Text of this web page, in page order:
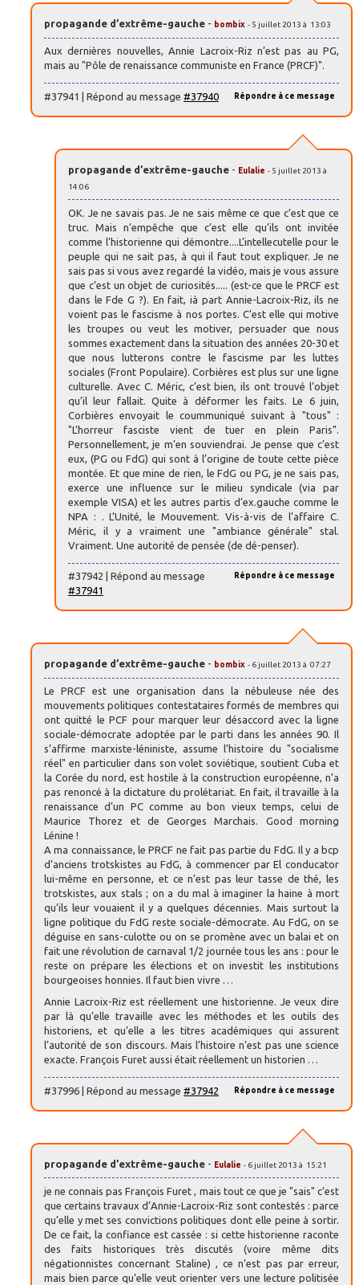
propagande d’extrême-gauche - bombix - 5 juillet 2013 à 13:03
Aux dernières nouvelles, Annie Lacroix-Riz n’est pas au PG,
mais au "Pôle de renaissance communiste en France (PRCF)".
Répondre à ce message
#37941 | Répond au message #37940
propagande d’extrême-gauche - Eulalie - 5 juillet 2013 à
14:06
OK. Je ne savais pas. Je ne sais même ce que c’est que ce
truc. Mais n’empêche que c’est elle qu’ils ont invitée
comme l’historienne qui démontre....L’intellecutelle pour le
peuple qui ne sait pas, à qui il faut tout expliquer. Je ne
sais pas si vous avez regardé la vidéo, mais je vous assure
que c’est un objet de curiosités..... (est-ce que le PRCF est
dans le Fde G ?). En fait, ià part Annie-Lacroix-Riz, ils ne
voient pas le fascisme à nos portes. C’est elle qui motive
les troupes ou veut les motiver, persuader que nous
sommes exactement dans la situation des années 20-30 et
que nous lutterons contre le fascisme par les luttes
sociales (Front Populaire). Corbières est plus sur une ligne
culturelle. Avec C. Méric, c’est bien, ils ont trouvé l’objet
qu’il leur fallait. Quite à déformer les faits. Le 6 juin,
Corbières envoyait le coummuniqué suivant à "tous" :
"L’horreur fasciste vient de tuer en plein Paris".
Personnellement, je m’en souviendrai. Je pense que c’est
eux, (PG ou FdG) qui sont à l’origine de toute cette pièce
montée. Et que mine de rien, le FdG ou PG, je ne sais pas,
exerce une influence sur le milieu syndicale (via par
exemple VISA) et les autres partis d’ex.gauche comme le
NPA : . L’Unité, le Mouvement. Vis-à-vis de l’affaire C.
Méric, il y a vraiment une "ambiance générale" stal.
Vraiment. Une autorité de pensée (de dé-penser).
Répondre à ce message
#37942 | Répond au message
#37941
propagande d’extrême-gauche - bombix - 6 juillet 2013 à 07:27
Le PRCF est une organisation dans la nébuleuse née des
mouvements politiques contestataires formés de membres qui
ont quitté le PCF pour marquer leur désaccord avec la ligne
sociale-démocrate adoptée par le parti dans les années 90. Il
s’affirme marxiste-léniniste, assume l’histoire du "socialisme
réel" en particulier dans son volet soviétique, soutient Cuba et
la Corée du nord, est hostile à la construction européenne, n’a
pas renoncé à la dictature du prolétariat. En fait, il travaille à la
renaissance d’un PC comme au bon vieux temps, celui de
Maurice Thorez et de Georges Marchais. Good morning
Lénine !
A ma connaissance, le PRCF ne fait pas partie du FdG. Il y a bcp
d’anciens trotskistes au FdG, à commencer par El conducator
lui-même en personne, et ce n’est pas leur tasse de thé, les
trotskistes, aux stals ; on a du mal à imaginer la haine à mort
qu’ils leur vouaient il y a quelques décennies. Mais surtout la
ligne politique du FdG reste sociale-démocrate. Au FdG, on se
déguise en sans-culotte ou on se promène avec un balai et on
fait une révolution de carnaval 1/2 journée tous les ans : pour le
reste on prépare les élections et on investit les institutions
bourgeoises honnies. Il faut bien vivre …
Annie Lacroix-Riz est réellement une historienne. Je veux dire
par là qu’elle travaille avec les méthodes et les outils des
historiens, et qu’elle a les titres académiques qui assurent
l’autorité de son discours. Mais l’histoire n’est pas une science
exacte. François Furet aussi était réellement un historien …
Répondre à ce message
#37996 | Répond au message #37942
propagande d’extrême-gauche - Eulalie - 6 juillet 2013 à 15:21
je ne connais pas François Furet , mais tout ce que je "sais" c’est
que certains travaux d’Annie-Lacroix-Riz sont contestés : parce
qu’elle y met ses convictions politiques dont elle peine à sortir.
De ce fait, la confiance est cassée : si cette historienne raconte
des faits historiques très discutés (voire même dits
négationnistes concernant Staline) , ce n’est pas par erreur,
mais bien parce qu’elle veut orienter vers une lecture politisée